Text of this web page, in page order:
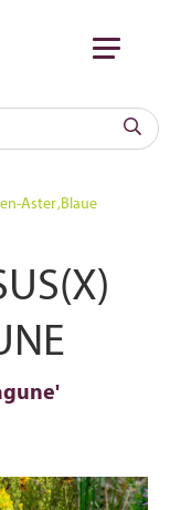
Aster ‚Blaue